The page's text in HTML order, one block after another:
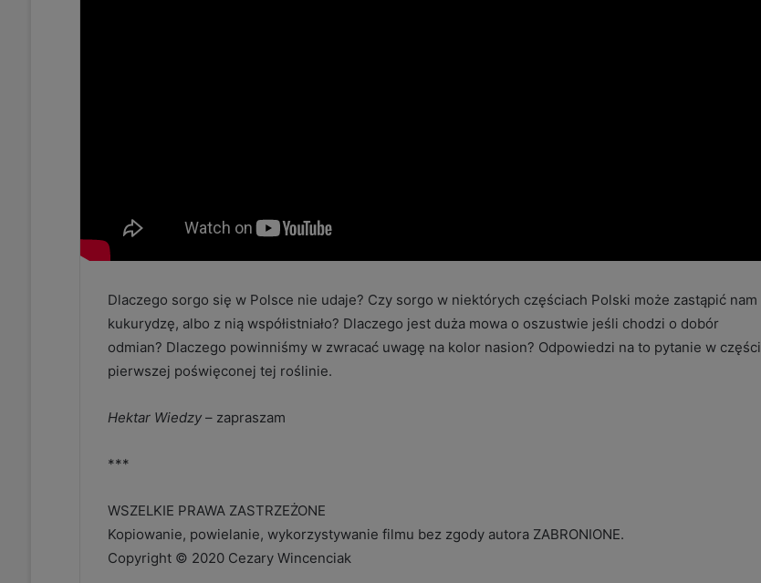
Dlaczego sorgo się w Polsce nie udaje? Czy sorgo w niektórych częściach Polski może zastąpić nam
kukurydzę, albo z nią współistniało? Dlaczego jest duża mowa o oszustwie jeśli chodzi o dobór
odmian? Dlaczego powinniśmy w zwracać uwagę na kolor nasion? Odpowiedzi na to pytanie w części
pierwszej poświęconej tej roślinie.
Hektar Wiedzy– zapraszam
***
WSZELKIE PRAWA ZASTRZEŻONE
Kopiowanie, powielanie, wykorzystywanie filmu bez zgody autora ZABRONIONE.
Copyright © 2020 Cezary Wincenciak